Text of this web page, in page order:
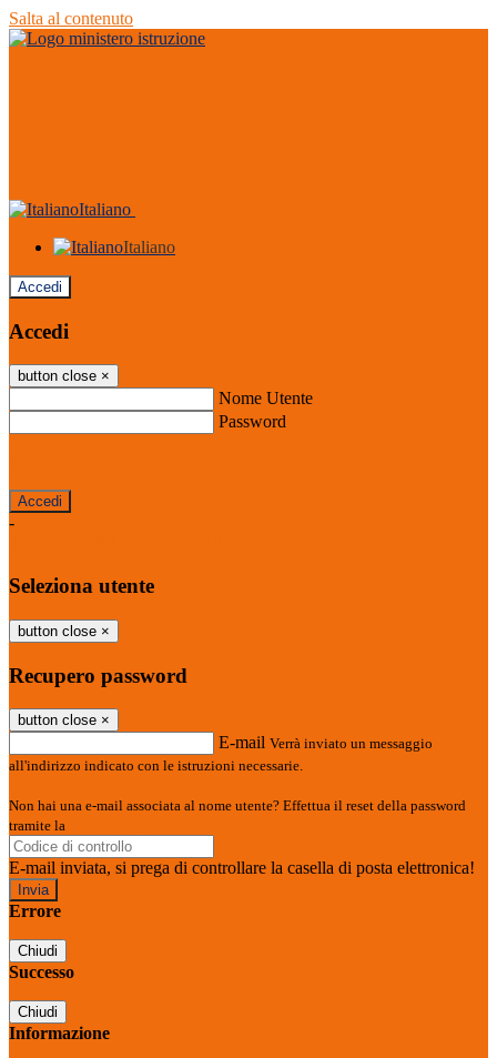
Salta al contenuto
Italiano
Italiano
Accedi
Accedi
button close ×
Nome Utente
Password
-
Seleziona utente
button close ×
Recupero password
button close ×
E-mail Verrà inviato un messaggio
all'indirizzo indicato con le istruzioni necessarie.
Non hai una e-mail associata al nome utente? Effettua il reset della password
tramite la
E-mail inviata, si prega di controllare la casella di posta elettronica!
Errore
Chiudi
Successo
Chiudi
Informazione